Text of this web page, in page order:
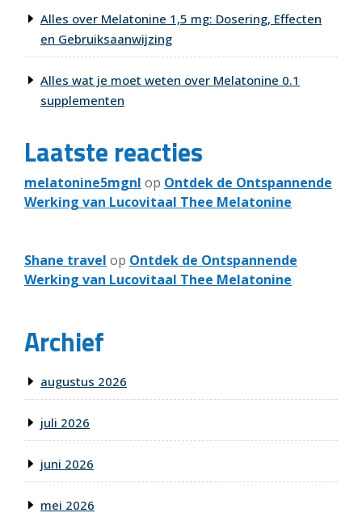
Alles over Melatonine 1,5 mg: Dosering, Effecten
en Gebruiksaanwijzing
Alles wat je moet weten over Melatonine 0.1
supplementen
Laatste reacties
melatonine5mgnl op Ontdek de Ontspannende
Werking van Lucovitaal Thee Melatonine
Shane travel op Ontdek de Ontspannende
Werking van Lucovitaal Thee Melatonine
Archief
augustus 2026
juli 2026
juni 2026
mei 2026